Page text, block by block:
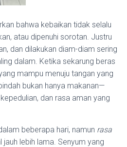
bahwa kebaikan tidak selalu
atau dipenuhi sorotan. Justru
dan dilakukan diam-diam sering
dalam. Ketika sekarung beras
mampu menuju tangan yang
bukan hanya makanan—
dan rasa aman yang
beberapa hari, namun rasa
lebih lama. Senyum yang